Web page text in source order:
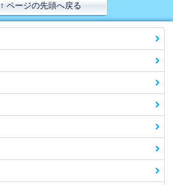
↑ ページの先頭へ戻る